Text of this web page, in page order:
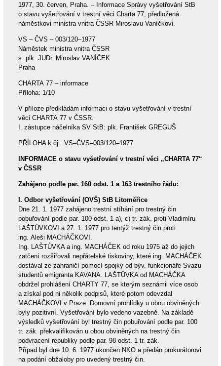
1977, 30. červen, Praha. – Informace Správy vyšetřování StB
o stavu vyšetřování v trestní věci Charta 77, předložená
náměstkovi ministra vnitra ČSSR Miroslavu Vaníčkovi.
VS – ČVS – 003/120–1977
Náměstek ministra vnitra ČSSR
s. plk. JUDr. Miroslav VANÍČEK
Praha
CHARTA 77 – informace
Příloha: 1/10
V příloze předkládám informaci o stavu vyšetřování v trestní
věci CHARTA 77 v ČSSR.
I. zástupce náčelníka SV StB: plk. František GREGUŠ
PŘÍLOHA k čj.: VS–ČVS–003/120–1977
INFORMACE o stavu vyšetřování v trestní věci „CHARTA 77“
v ČSSR
Zahájeno podle par. 160 odst. 1 a 163 trestního řádu:
I. Odbor vyšetřování (OVŠ) StB Litoměřice
Dne 21. 1. 1977 zahájeno trestní stíhání pro trestný čin
pobuřování podle par. 100 odst. 1 a), c) tr. zák. proti Vladimíru
LAŠTŮVKOVI a 27. 1. 1977 pro tentýž trestný čin proti
ing. Aleši MACHÁČKOVI.
Ing. LAŠTŮVKA a ing. MACHÁČEK od roku 1975 až do jejich
zatčení rozšiřovali nepřátelské tiskoviny, které ing. MACHÁČEK
dostával ze zahraničí pomocí spojky od býv. funkcionáře Svazu
studentů emigranta KAVANA. LAŠTŮVKA od MACHÁČKA
obdržel prohlášení CHARTY 77, se kterým seznámil více osob
a získal pod ni několik podpisů, které potom odevzdal
MACHÁČKOVI v Praze. Domovní prohlídky u obou obviněných
byly pozitivní. Vyšetřování bylo vedeno vazebně. Na základě
výsledků vyšetřování byl trestný čin pobuřování podle par. 100
tr. zák. překvalifikován u obou obviněných na trestný čin
podvracení republiky podle par. 98 odst. 1 tr. zák.
Případ byl dne 10. 6. 1977 ukončen NKO a předán prokurátorovi
na podání obžaloby pro uvedený trestný čin.